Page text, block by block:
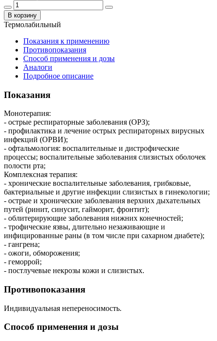
В корзину
Термолабильный
Показания к применению
Противопоказания
Способ применения и дозы
Аналоги
Подробное описание
Показания
Монотерапия:
- острые респираторные заболевания (ОРЗ);
- профилактика и лечение острых респираторных вирусных
инфекций (ОРВИ);
- офтальмология: воспалительные и дистрофические
процессы; воспалительные заболевания слизистых оболочек
полости рта;
Комплексная терапия:
- хронические воспалительные заболевания, грибковые,
бактериальные и другие инфекции слизистых в гинекологии;
- острые и хронические заболевания верхних дыхательных
путей (ринит, синусит, гайморит, фронтит);
- облитерирующие заболевания нижних конечностей;
- трофические язвы, длительно незаживающие и
инфицированные раны (в том числе при сахарном диабете);
- гангрена;
- ожоги, обморожения;
- геморрой;
- постлучевые некрозы кожи и слизистых.
Противопоказания
Индивидуальная непереносимость.
Способ применения и дозы